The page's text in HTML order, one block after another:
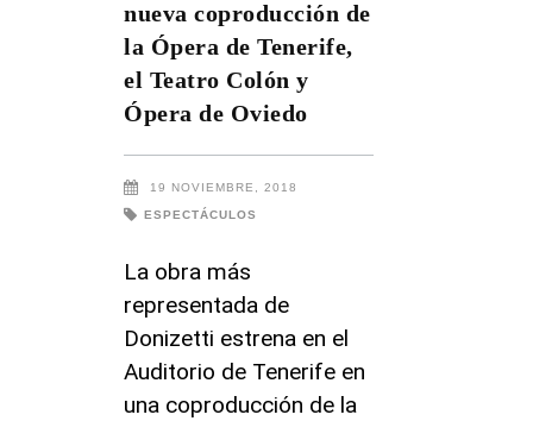
nueva coproducción de
la Ópera de Tenerife,
el Teatro Colón y
Ópera de Oviedo
19 NOVIEMBRE, 2018
ESPECTÁCULOS
La obra más
representada de
Donizetti estrena en el
Auditorio de Tenerife en
una coproducción de la